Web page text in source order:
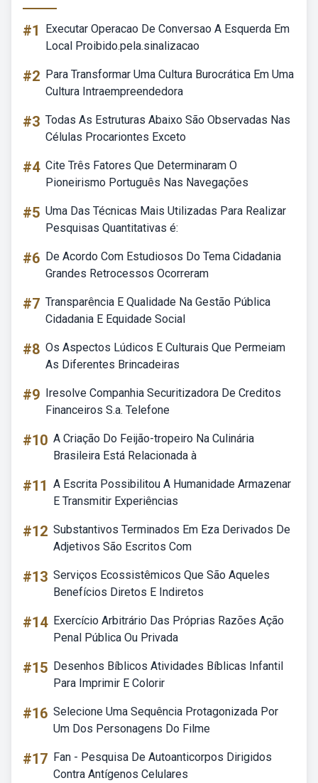
#1
Executar Operacao De Conversao A Esquerda Em
Local Proibido.pela.sinalizacao
#2 Para Transformar Uma Cultura Burocrática Em Uma
Cultura Intraempreendedora
#3 Todas As Estruturas Abaixo São Observadas Nas
Células Procariontes Exceto
#4 Cite Três Fatores Que Determinaram O
Pioneirismo Português Nas Navegações
#5 Uma Das Técnicas Mais Utilizadas Para Realizar
Pesquisas Quantitativas é:
#6 De Acordo Com Estudiosos Do Tema Cidadania
Grandes Retrocessos Ocorreram
#7 Transparência E Qualidade Na Gestão Pública
Cidadania E Equidade Social
#8 Os Aspectos Lúdicos E Culturais Que Permeiam
As Diferentes Brincadeiras
#9 Iresolve Companhia Securitizadora De Creditos
Financeiros S.a. Telefone
#10 A Criação Do Feijão-tropeiro Na Culinária
Brasileira Está Relacionada à
#11 A Escrita Possibilitou A Humanidade Armazenar
E Transmitir Experiências
#12 Substantivos Terminados Em Eza Derivados De
Adjetivos São Escritos Com
#13 Serviços Ecossistêmicos Que São Aqueles
Benefícios Diretos E Indiretos
#14 Exercício Arbitrário Das Próprias Razões Ação
Penal Pública Ou Privada
#15 Desenhos Bíblicos Atividades Bíblicas Infantil
Para Imprimir E Colorir
#16 Selecione Uma Sequência Protagonizada Por
Um Dos Personagens Do Filme
#17 Fan - Pesquisa De Autoanticorpos Dirigidos
Contra Antígenos Celulares